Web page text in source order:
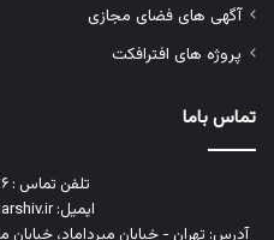
آگهی های فضای مجازی
پروژه های افترافکت
تماس باما
تلفن تماس : ۰۲۱۷۱۰۵۸۷۷۶
ایمیل: info@mediaarshiv.ir